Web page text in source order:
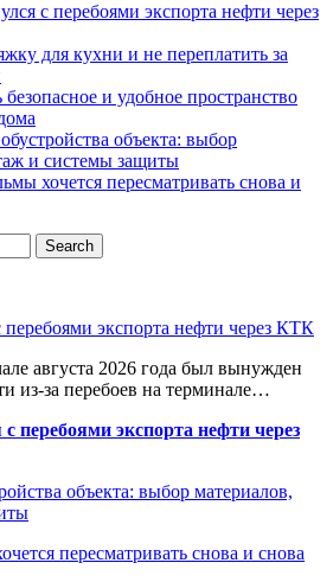
с перебоями экспорта нефти через
для кухни и не переплатить за
безопасное и удобное пространство
объекта: выбор
и системы защиты
хочется пересматривать снова и
перебоями экспорта нефти через КТК
августа 2026 года был вынужден
из-за перебоев на терминале…
перебоями экспорта нефти через
объекта: выбор материалов,
пересматривать снова и снова